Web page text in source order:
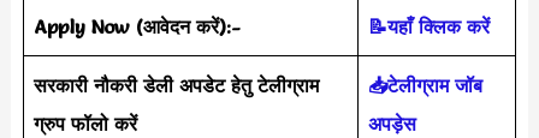
Apply Now (आवेदन करें):- 📝यहाँ क्लिक करें
सरकारी नौकरी डेली अपडेट हेतु टेलीग्राम
ग्रुप फॉलो करें
📥टेलीग्राम जॉब
अपड़ेस